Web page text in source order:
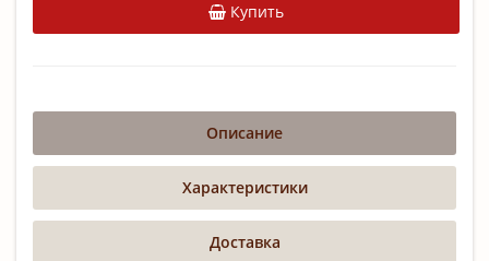
Купить
Описание
Характеристики
Доставка